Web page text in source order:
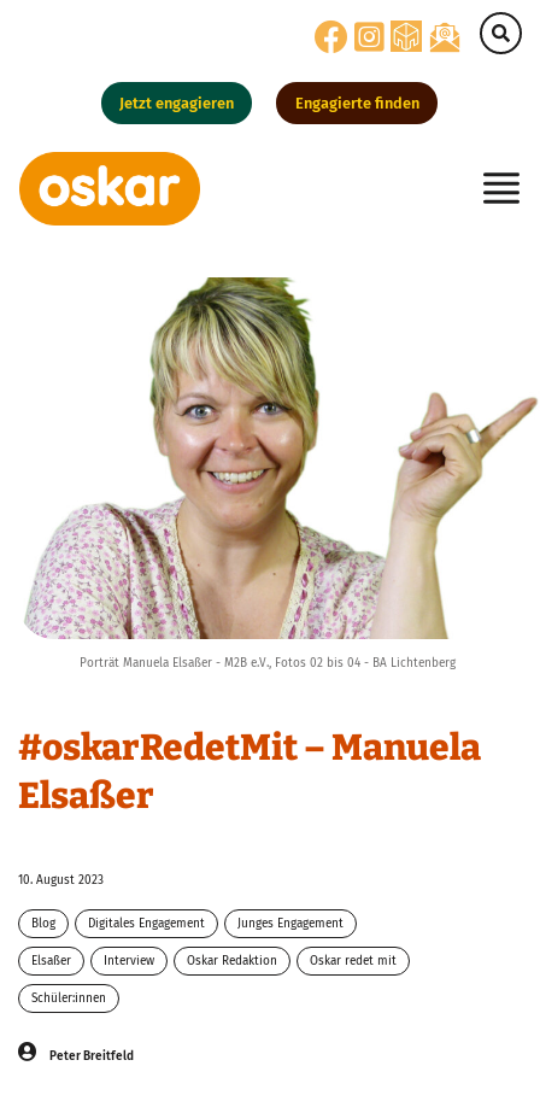
Jetzt engagieren Engagierte finden
Hauptnavigation
Porträt Manuela Elsaßer - M2B e.V., Fotos 02 bis 04 - BA Lichtenberg
#oskarRedetMit – Manuela
Elsaßer
10. August 2023
Blog Digitales Engagement Junges Engagement
Lernen durch Engagement Redaktion
Elsaßer Interview Oskar Redaktion Oskar redet mit
Schüler:innen
Peter Breitfeld